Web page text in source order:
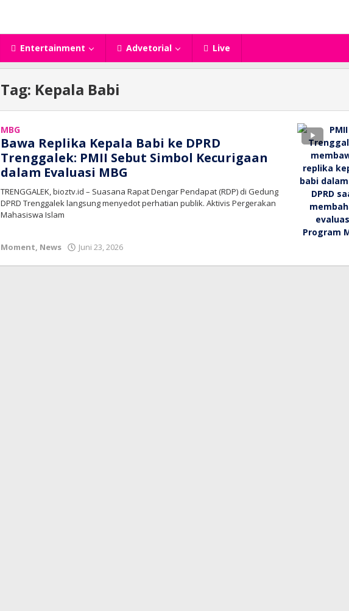
Entertainment Advetorial Live
Tag: Kepala Babi
MBG
Bawa Replika Kepala Babi ke DPRD
Trenggalek: PMII Sebut Simbol Kecurigaan
dalam Evaluasi MBG
TRENGGALEK, bioztv.id – Suasana Rapat Dengar Pendapat (RDP) di Gedung
DPRD Trenggalek langsung menyedot perhatian publik. Aktivis Pergerakan
Mahasiswa Islam
Moment, News Juni 23, 2026
tv